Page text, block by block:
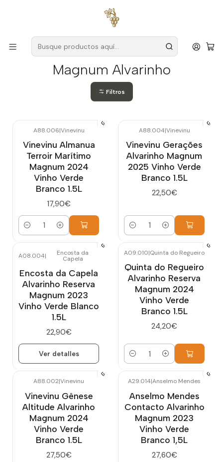
para pedidos superiores a
Magnum Alvarinho
Magnum Alvarinho
Filtros
A88.006|Vinevinu
Vinevinu Almanua
Terroir Marítimo
Magnum 2024
Vinho Verde
Branco 1.5L
17,90€
Cantidad
A88.004|Vinevinu
Vinevinu Gerações
Alvarinho Magnum
2025 Vinho Verde
Branco 1.5L
22,50€
Cantidad
Agotado
A08.004| Encosta da
Capela
Encosta da Capela
Alvarinho Reserva
Magnum 2023
Vinho Verde Blanco
1.5L
22,90€
Ver detalles
A09.010|Quinta do Regueiro
Quinta do Regueiro
Alvarinho Reserva
Magnum 2024
Vinho Verde
Branco 1.5L
24,20€
Cantidad
A88.002|Vinevinu
Vinevinu Gênese
Altitude Alvarinho
Magnum 2024
Vinho Verde
Branco 1.5L
27,50€
A29.014|Anselmo Mendes
Anselmo Mendes
Contacto Alvarinho
Magnum 2023
Vinho Verde
Branco 1,5L
27,60€